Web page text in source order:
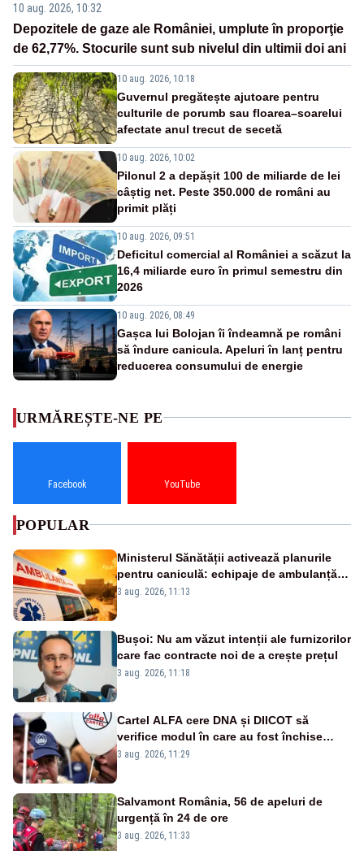
10 aug. 2026, 10:32
Depozitele de gaze ale României, umplute în proporţie
de 62,77%. Stocurile sunt sub nivelul din ultimii doi ani
10 aug. 2026, 10:18
Guvernul pregătește ajutoare pentru
culturile de porumb sau floarea–soarelui
afectate anul trecut de secetă
10 aug. 2026, 10:02
Pilonul 2 a depășit 100 de miliarde de lei
câștig net. Peste 350.000 de români au
primit plăți
10 aug. 2026, 09:51
Deficitul comercial al României a scăzut la
16,4 miliarde euro în primul semestru din
2026
10 aug. 2026, 08:49
Gașca lui Bolojan îi îndeamnă pe români
să îndure canicula. Apeluri în lanț pentru
reducerea consumului de energie
URMĂREȘTE-NE PE
Facebook YouTube
POPULAR
Ministerul Sănătății activează planurile
pentru caniculă: echipaje de ambulanță
suplimentate, stocuri de medicamente
3 aug. 2026, 11:13
Bușoi: Nu am văzut intenții ale furnizorilor
care fac contracte noi de a crește prețul
3 aug. 2026, 11:18
Cartel ALFA cere DNA și DIICOT să
verifice modul în care au fost închise
centralele pe cărbune
3 aug. 2026, 11:29
Salvamont România, 56 de apeluri de
urgență în 24 de ore
3 aug. 2026, 11:33